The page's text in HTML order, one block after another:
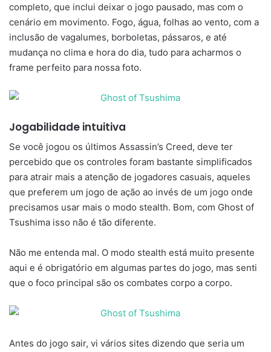
completo, que inclui deixar o jogo pausado, mas com o
cenário em movimento. Fogo, água, folhas ao vento, com a
inclusão de vagalumes, borboletas, pássaros, e até
mudança no clima e hora do dia, tudo para acharmos o
frame perfeito para nossa foto.
Jogabilidade intuitiva
Se você jogou os últimos Assassin’s Creed, deve ter
percebido que os controles foram bastante simplificados
para atrair mais a atenção de jogadores casuais, aqueles
que preferem um jogo de ação ao invés de um jogo onde
precisamos usar mais o modo stealth. Bom, com Ghost of
Tsushima isso não é tão diferente.
Não me entenda mal. O modo stealth está muito presente
aqui e é obrigatório em algumas partes do jogo, mas senti
que o foco principal são os combates corpo a corpo.
Antes do jogo sair, vi vários sites dizendo que seria um